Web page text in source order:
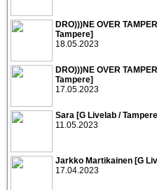
DRO)))NE OVER
Tampere]
18.05.2023
DRO)))NE OVER
Tampere]
17.05.2023
Sara [G Livelab /
11.05.2023
Jarkko Martikainen [G
17.04.2023